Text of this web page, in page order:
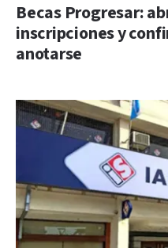
Becas Progresar:
inscripciones y
anotarse